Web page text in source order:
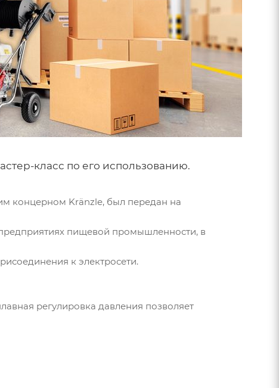
класс по его использованию.
концерном Kränzle, был передан на
пищевой промышленности, в
к электросети.
регулировка давления позволяет